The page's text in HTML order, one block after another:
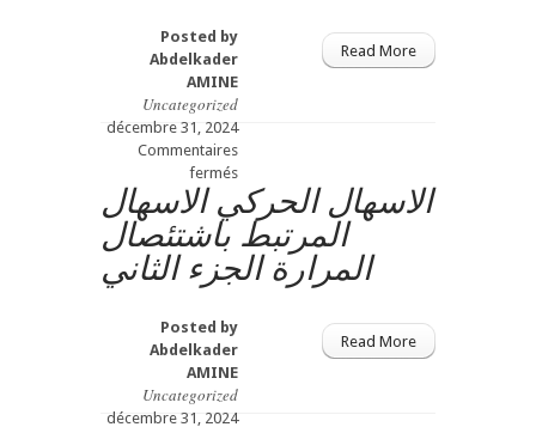
Posted by
Abdelkader
AMINE
Uncategorized
décembre 31, 2024
Commentaires
ferméssur
ألام
المراق
ألأيسر
الجانب
الشمالي
Read More
الاسهال الحركي الاسهال
المرتبط باشتئصال
المرارة الجزء الثاني
Posted by
Abdelkader
AMINE
Uncategorized
décembre 31, 2024
Read More